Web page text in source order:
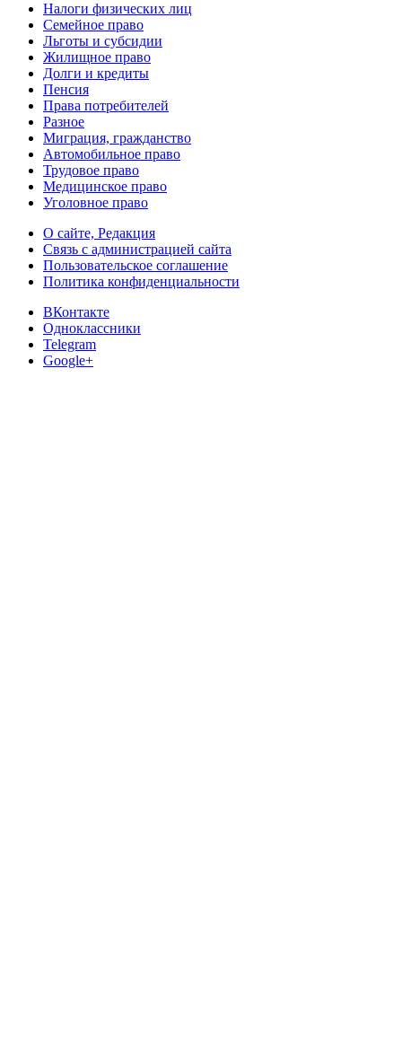
Налоги физических лиц
Семейное право
Льготы и субсидии
Жилищное право
Долги и кредиты
Пенсия
Права потребителей
Разное
Миграция, гражданство
Автомобильное право
Трудовое право
Медицинское право
Уголовное право
О сайте, Редакция
Связь с администрацией сайта
Пользовательское соглашение
Политика конфиденциальности
ВКонтакте
Одноклассники
Telegram
Google+